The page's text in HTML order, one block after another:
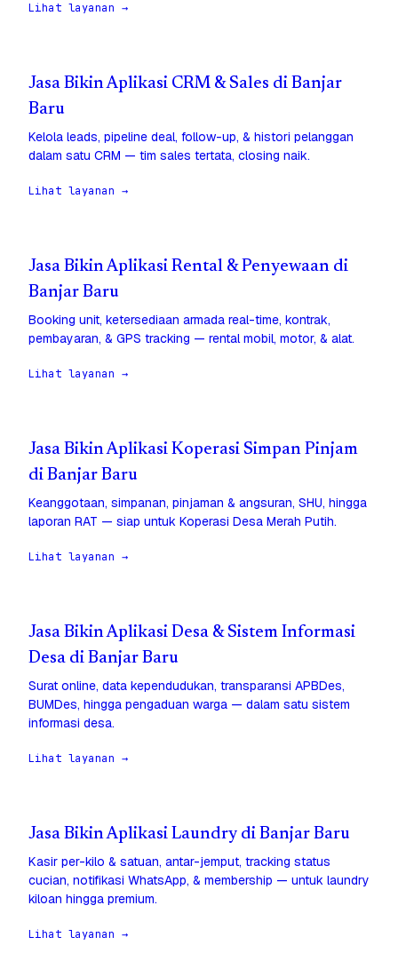
Lihat layanan →
Jasa Bikin Aplikasi CRM & Sales di Banjar
Baru
Kelola leads, pipeline deal, follow-up, & histori pelanggan
dalam satu CRM — tim sales tertata, closing naik.
Lihat layanan →
Jasa Bikin Aplikasi Rental & Penyewaan di
Banjar Baru
Booking unit, ketersediaan armada real-time, kontrak,
pembayaran, & GPS tracking — rental mobil, motor, & alat.
Lihat layanan →
Jasa Bikin Aplikasi Koperasi Simpan Pinjam
di Banjar Baru
Keanggotaan, simpanan, pinjaman & angsuran, SHU, hingga
laporan RAT — siap untuk Koperasi Desa Merah Putih.
Lihat layanan →
Jasa Bikin Aplikasi Desa & Sistem Informasi
Desa di Banjar Baru
Surat online, data kependudukan, transparansi APBDes,
BUMDes, hingga pengaduan warga — dalam satu sistem
informasi desa.
Lihat layanan →
Jasa Bikin Aplikasi Laundry di Banjar Baru
Kasir per-kilo & satuan, antar-jemput, tracking status
cucian, notifikasi WhatsApp, & membership — untuk laundry
kiloan hingga premium.
Lihat layanan →